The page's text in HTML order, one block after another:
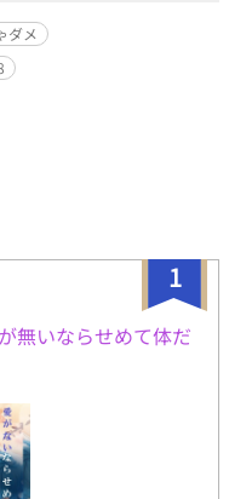
ダメ
1
無いならせめて体だ